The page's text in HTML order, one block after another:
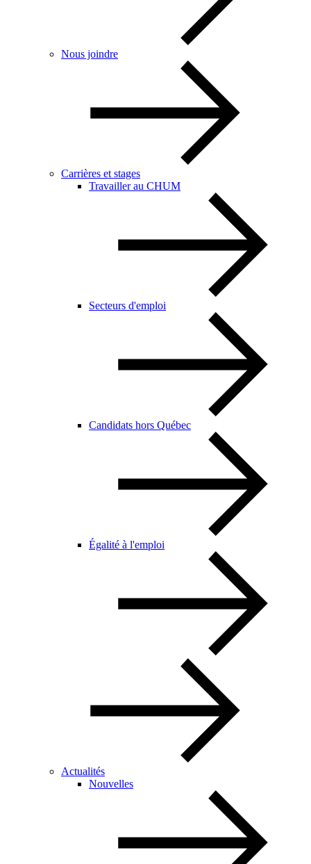
Nous joindre
Carrières et stages
Travailler au CHUM
Secteurs d'emploi
Candidats hors Québec
Égalité à l'emploi
Actualités
Nouvelles